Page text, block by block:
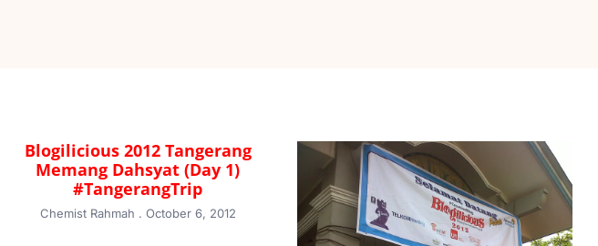
Blogilicious 2012 Tangerang
Memang Dahsyat (Day 1)
#TangerangTrip
Chemist Rahmah October 6, 2012